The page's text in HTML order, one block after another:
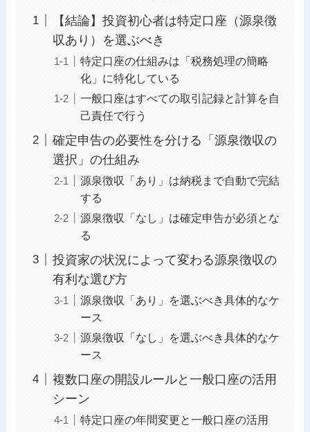
【結論】投資初心者は特定口座（源泉徴
収あり）を選ぶべき
特定口座の仕組みは「税務処理の簡略
化」に特化している
一般口座はすべての取引記録と計算を自
己責任で行う
確定申告の必要性を分ける「源泉徴収の
選択」の仕組み
源泉徴収「あり」は納税まで自動で完結
する
源泉徴収「なし」は確定申告が必須とな
る
投資家の状況によって変わる源泉徴収の
有利な選び方
源泉徴収「あり」を選ぶべき具体的なケ
ース
源泉徴収「なし」を選ぶべき具体的なケ
ース
複数口座の開設ルールと一般口座の活用
シーン
特定口座の年間変更と一般口座の活用